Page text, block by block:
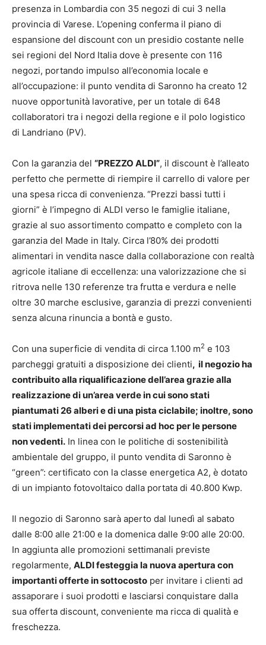
presenza in Lombardia con 35 negozi di cui 3 nella
provincia di Varese. L’opening conferma il piano di
espansione del discount con un presidio costante nelle
sei regioni del Nord Italia dove è presente con 116
negozi, portando impulso all’economia locale e
all’occupazione: il punto vendita di Saronno ha creato 12
nuove opportunità lavorative, per un totale di 648
collaboratori tra i negozi della regione e il polo logistico
di Landriano (PV).
Con la garanzia del “PREZZO ALDI”, il discount è l’alleato
perfetto che permette di riempire il carrello di valore per
una spesa ricca di convenienza. “Prezzi bassi tutti i
giorni” è l’impegno di ALDI verso le famiglie italiane,
grazie al suo assortimento compatto e completo con la
garanzia del Made in Italy. Circa l’80% dei prodotti
alimentari in vendita nasce dalla collaborazione con realtà
agricole italiane di eccellenza: una valorizzazione che si
ritrova nelle 130 referenze tra frutta e verdura e nelle
oltre 30 marche esclusive, garanzia di prezzi convenienti
senza alcuna rinuncia a bontà e gusto.
Con una superficie di vendita di circa 1.100 m2 e 103
parcheggi gratuiti a disposizione dei clienti, il negozio ha
contribuito alla riqualificazione dell’area grazie alla
realizzazione di un’area verde in cui sono stati
piantumati 26 alberi e di una pista ciclabile; inoltre, sono
stati implementati dei percorsi ad hoc per le persone
non vedenti. In linea con le politiche di sostenibilità
ambientale del gruppo, il punto vendita di Saronno è
“green”: certificato con la classe energetica A2, è dotato
di un impianto fotovoltaico dalla portata di 40.800 Kwp.
Il negozio di Saronno sarà aperto dal lunedì al sabato
dalle 8:00 alle 21:00 e la domenica dalle 9:00 alle 20:00.
In aggiunta alle promozioni settimanali previste
regolarmente, ALDI festeggia la nuova apertura con
importanti offerte in sottocosto per invitare i clienti ad
assaporare i suoi prodotti e lasciarsi conquistare dalla
sua offerta discount, conveniente ma ricca di qualità e
freschezza.